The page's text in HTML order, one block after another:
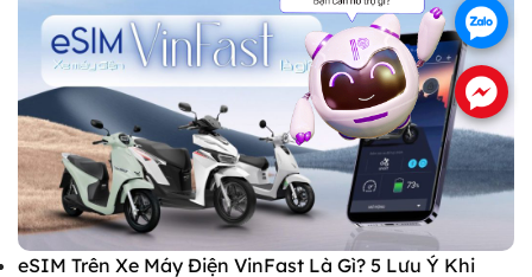
.
.
eSIM Trên Xe Máy Điện VinFast Là Gì? 5 Lưu Ý Khi